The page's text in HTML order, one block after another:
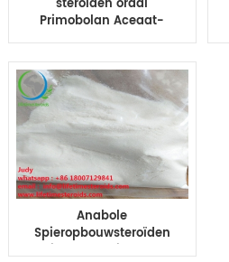
Primobolan Aceaat-
10mg pillen tabletten
voor bodybuilding
Anabole
Spieropbouwsteroïden
primo een primo aas